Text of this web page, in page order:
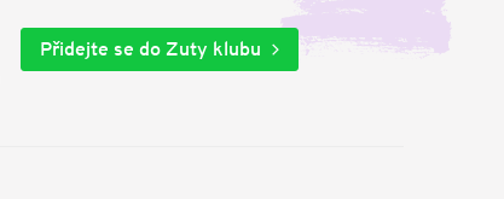
Přidejte se do Zuty klubu